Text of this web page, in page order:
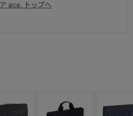
ace. トップへ